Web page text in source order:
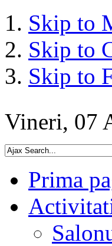
Skip to
Skip to
Skip to
Vineri, 07
Prima